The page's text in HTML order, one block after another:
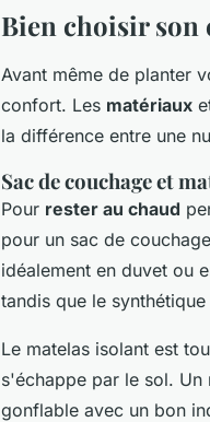
Bien choisir son
Avant même de planter
confort. Les matériaux
la différence entre une
Sac de couchage et
Pour rester au chaud
pour un sac de
idéalement en duvet ou
tandis que le
Le matelas isolant est
s'échappe par le sol. Un
gonflable avec un bon